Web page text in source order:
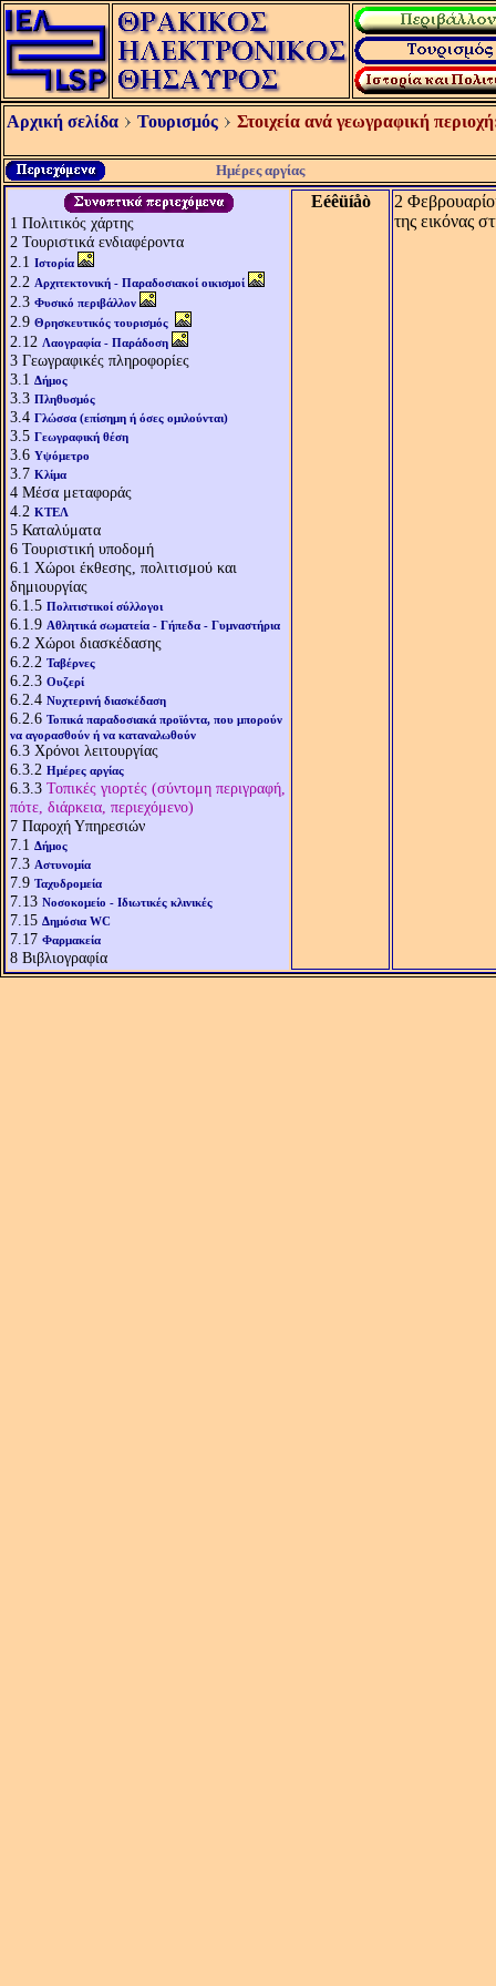
Αρχική σελίδα Τουρισμός Στοιχεία ανά γεωγραφική
Ημέρες αργίας
1 Πολιτικός χάρτης
2 Τουριστικά ενδιαφέροντα
2.1 Ιστορία
2.2 Αρχιτεκτονική - Παραδοσιακοί οικισμοί
2.3 Φυσικό περιβάλλον
2.9 Θρησκευτικός τουρισμός
2.12 Λαογραφία - Παράδοση
3 Γεωγραφικές πληροφορίες
3.1 Δήμος
3.3 Πληθυσμός
3.4 Γλώσσα (επίσημη ή όσες ομιλούνται)
3.5 Γεωγραφική θέση
3.6 Υψόμετρο
3.7 Κλίμα
4 Μέσα μεταφοράς
4.2 ΚΤΕΛ
5 Καταλύματα
6 Τουριστική υποδομή
6.1 Χώροι έκθεσης, πολιτισμού και
δημιουργίας
6.1.5 Πολιτιστικοί σύλλογοι
6.1.9 Αθλητικά σωματεία - Γήπεδα - Γυμναστήρια
6.2 Χώροι διασκέδασης
6.2.2 Ταβέρνες
6.2.3 Ουζερί
6.2.4 Νυχτερινή διασκέδαση
6.2.6 Τοπικά παραδοσιακά προϊόντα, που μπορούν
να αγορασθούν ή να καταναλωθούν
6.3 Χρόνοι λειτουργίας
6.3.2 Ημέρες αργίας
6.3.3 Τοπικές γιορτές (σύντομη περιγραφή,
πότε, διάρκεια, περιεχόμενο)
7 Παροχή Υπηρεσιών
7.1 Δήμος
7.3 Αστυνομία
7.9 Ταχυδρομεία
7.13 Νοσοκομείο - Ιδιωτικές κλινικές
7.15 Δημόσια WC
7.17 Φαρμακεία
8 Βιβλιογραφία
Eéêüíåò
2
της εικόνας